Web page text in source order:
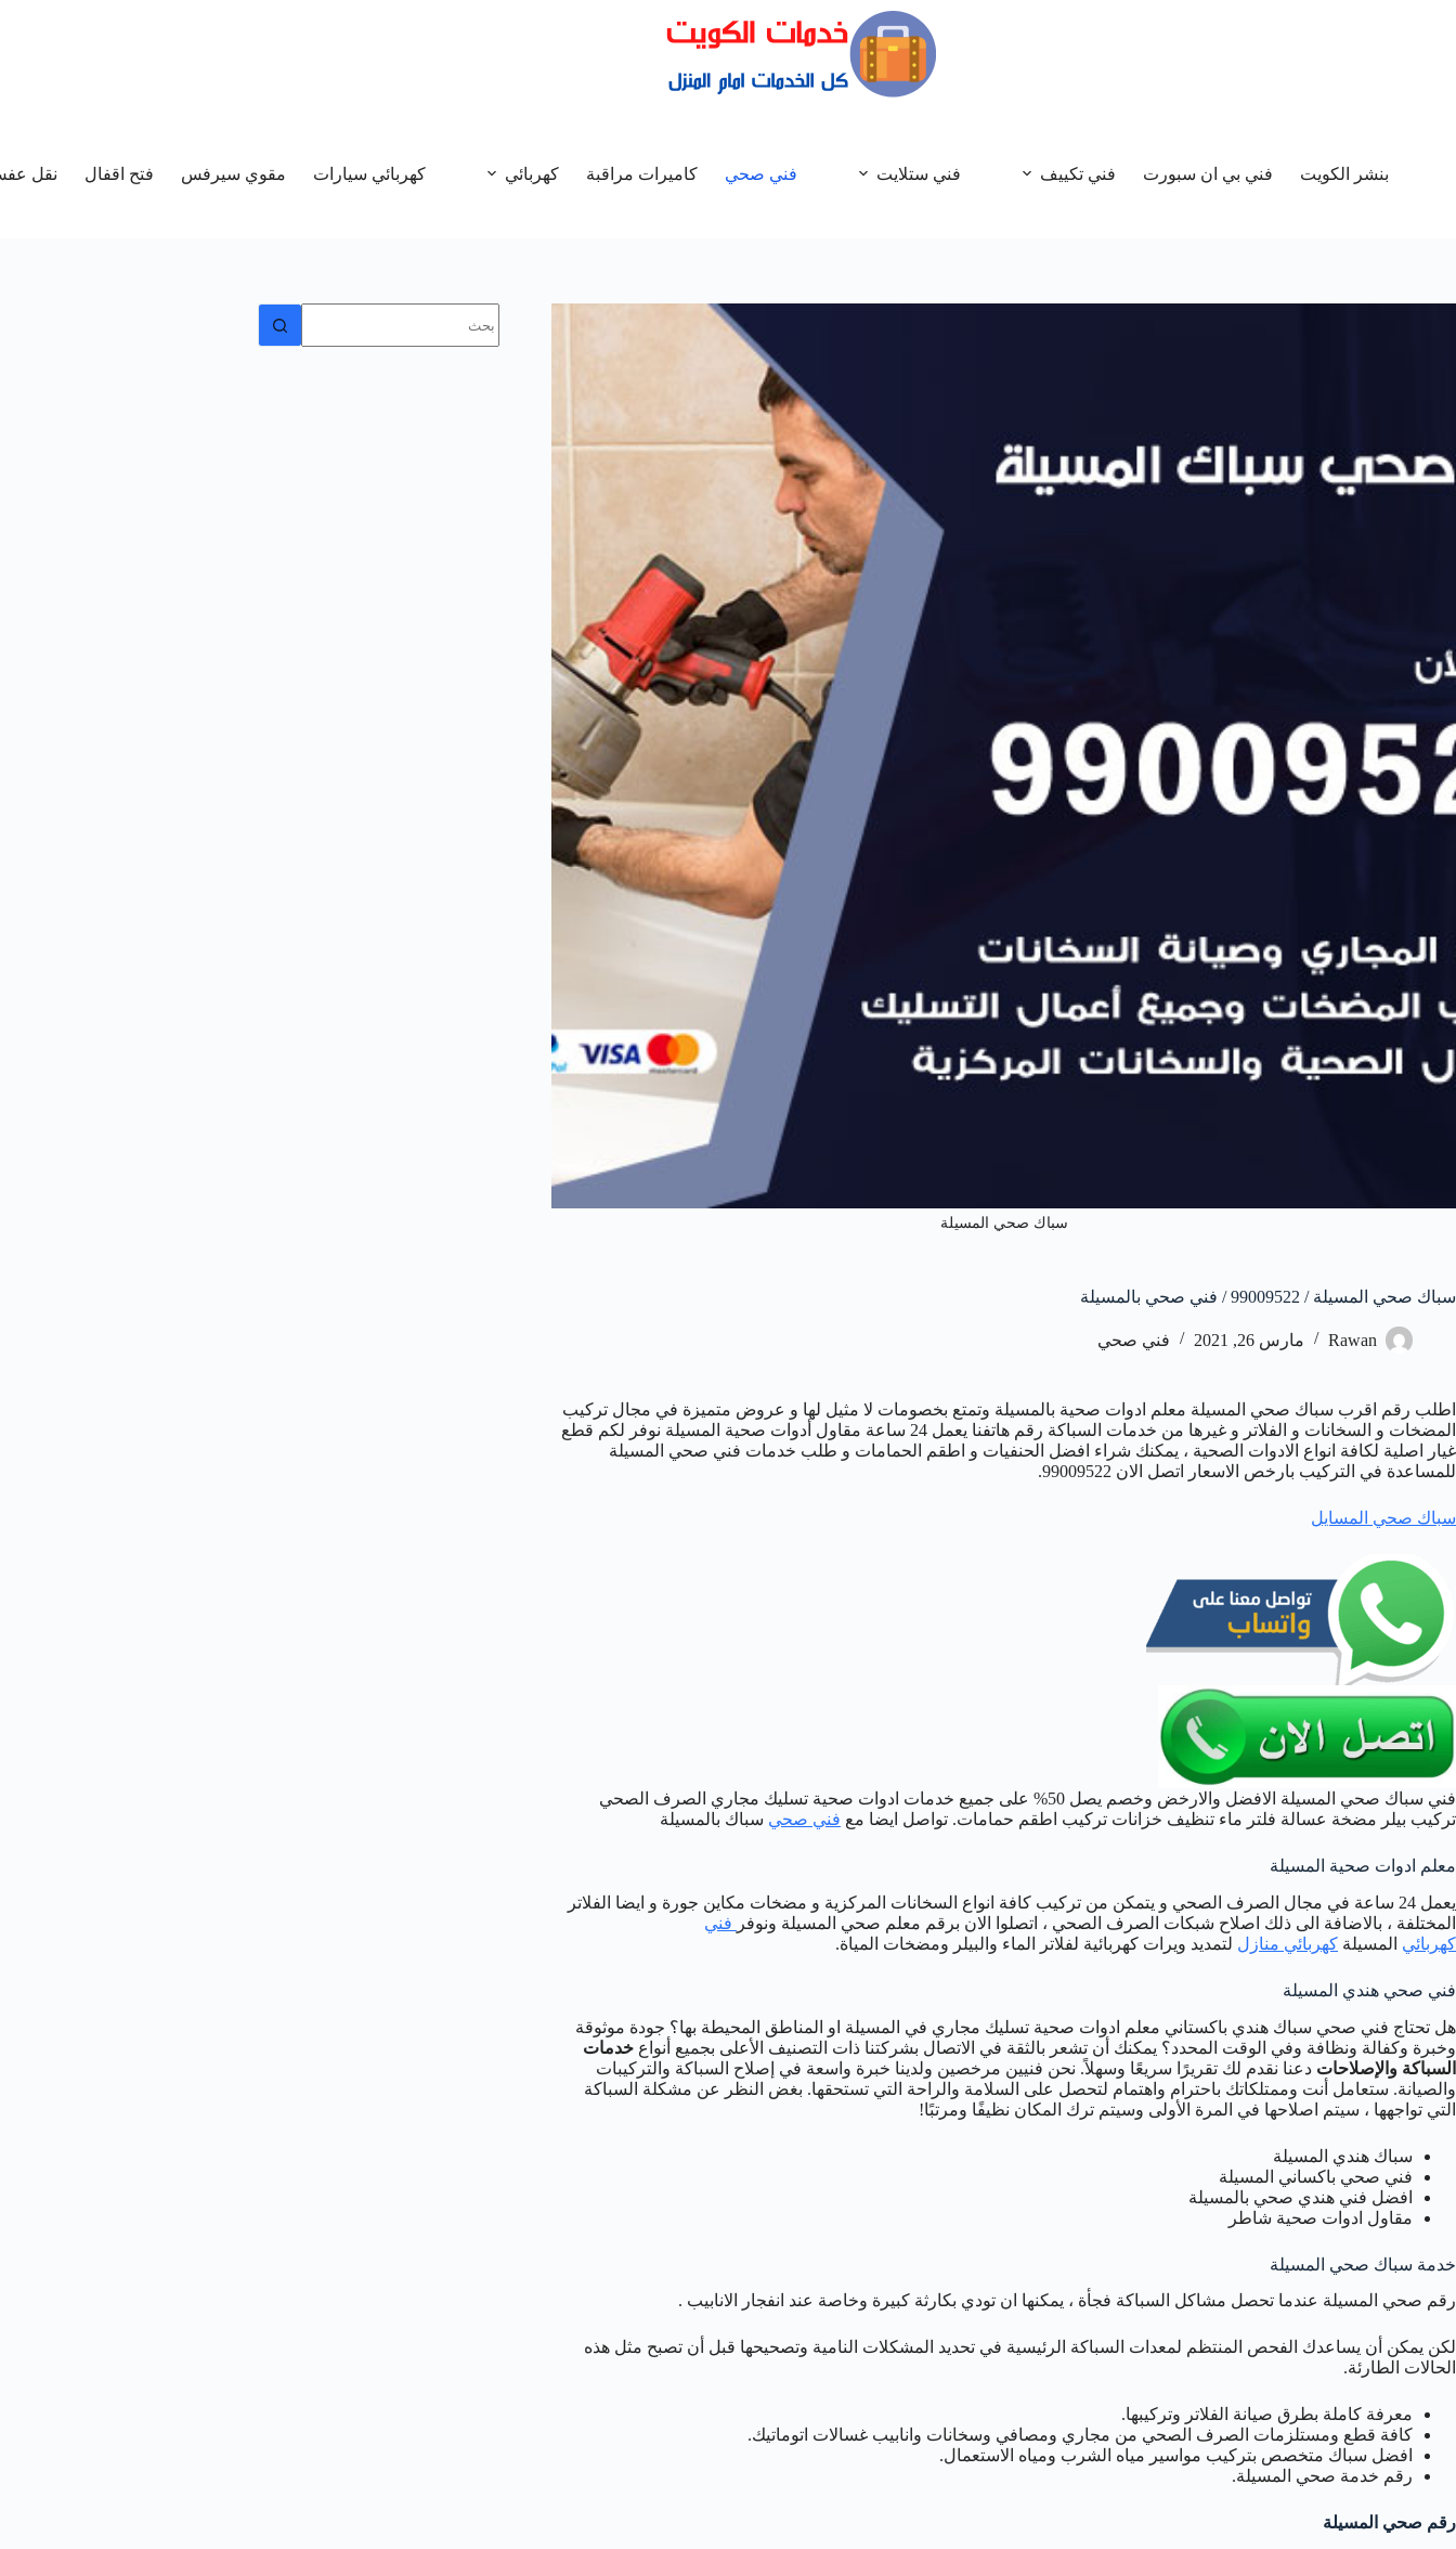
بنشر الكويت فني بي ان سبورت فني تكييف فني ستلايت فني صحي كاميرات مراقبة كهربائي كهربائي سيارات مقوي سيرفس فتح اقفال نقل
سباك صحي المسيلة
سباك صحي المسيلة / 99009522 / فني صحي بالمسيلة
Rawan مارس 26, 2021 فني صحي
اطلب رقم اقرب سباك صحي المسيلة معلم ادوات صحية بالمسيلة وتمتع بخصومات لا مثيل لها و عروض متميزة في مجال تركيب
المضخات و السخانات و الفلاتر و غيرها من خدمات السباكة رقم هاتفنا يعمل 24 ساعة مقاول أدوات صحية المسيلة نوفر لكم قطع
غيار اصلية لكافة انواع الادوات الصحية ، يمكنك شراء افضل الحنفيات و اطقم الحمامات و طلب خدمات فني صحي المسيلة
للمساعدة في التركيب بارخص الاسعار اتصل الان 99009522.
سباك صحي المسايل
فني سباك صحي المسيلة الافضل والارخض وخصم يصل 50% على جميع خدمات ادوات صحية تسليك مجاري الصرف الصحي
تركيب بيلر مضخة عسالة فلتر ماء تنظيف خزانات تركيب اطقم حمامات. تواصل ايضا مع فني صحي سباك بالمسيلة
معلم ادوات صحية المسيلة
يعمل 24 ساعة في مجال الصرف الصحي و يتمكن من تركيب كافة انواع السخانات المركزية و مضخات مكاين جورة و ايضا الفلاتر
المختلفة ، بالاضافة الى ذلك اصلاح شبكات الصرف الصحي ، اتصلوا الان برقم معلم صحي المسيلة ونوفر فني
كهربائي المسيلة كهربائي منازل لتمديد ويرات كهربائية لفلاتر الماء والبيلر ومضخات المياة.
فني صحي هندي المسيلة
هل تحتاج فني صحي سباك هندي باكستاني معلم ادوات صحية تسليك مجاري في المسيلة او المناطق المحيطة بها؟ جودة موثوقة
وخبرة وكفالة ونظافة وفي الوقت المحدد؟ يمكنك أن تشعر بالثقة في الاتصال بشركتنا ذات التصنيف الأعلى بجميع أنواع خدمات
السباكة والإصلاحات دعنا نقدم لك تقريرًا سريعًا وسهلاً. نحن فنيين مرخصين ولدينا خبرة واسعة في إصلاح السباكة والتركيبات
والصيانة. ستعامل أنت وممتلكاتك باحترام واهتمام لتحصل على السلامة والراحة التي تستحقها. بغض النظر عن مشكلة السباكة
التي تواجهها ، سيتم اصلاحها في المرة الأولى وسيتم ترك المكان نظيفًا ومرتبًا!
سباك هندي المسيلة
فني صحي باكساني المسيلة
افضل فني هندي صحي بالمسيلة
مقاول ادوات صحية شاطر
خدمة سباك صحي المسيلة
رقم صحي المسيلة عندما تحصل مشاكل السباكة فجأة ، يمكنها ان تودي بكارثة كبيرة وخاصة عند انفجار الانابيب .
لكن يمكن أن يساعدك الفحص المنتظم لمعدات السباكة الرئيسية في تحديد المشكلات النامية وتصحيحها قبل أن تصبح مثل هذه
الحالات الطارئة.
معرفة كاملة بطرق صيانة الفلاتر وتركيبها.
كافة قطع ومستلزمات الصرف الصحي من مجاري ومصافي وسخانات وانابيب غسالات اتوماتيك.
افضل سباك متخصص بتركيب مواسير مياه الشرب ومياه الاستعمال.
رقم خدمة صحي المسيلة.
رقم صحي المسيلة